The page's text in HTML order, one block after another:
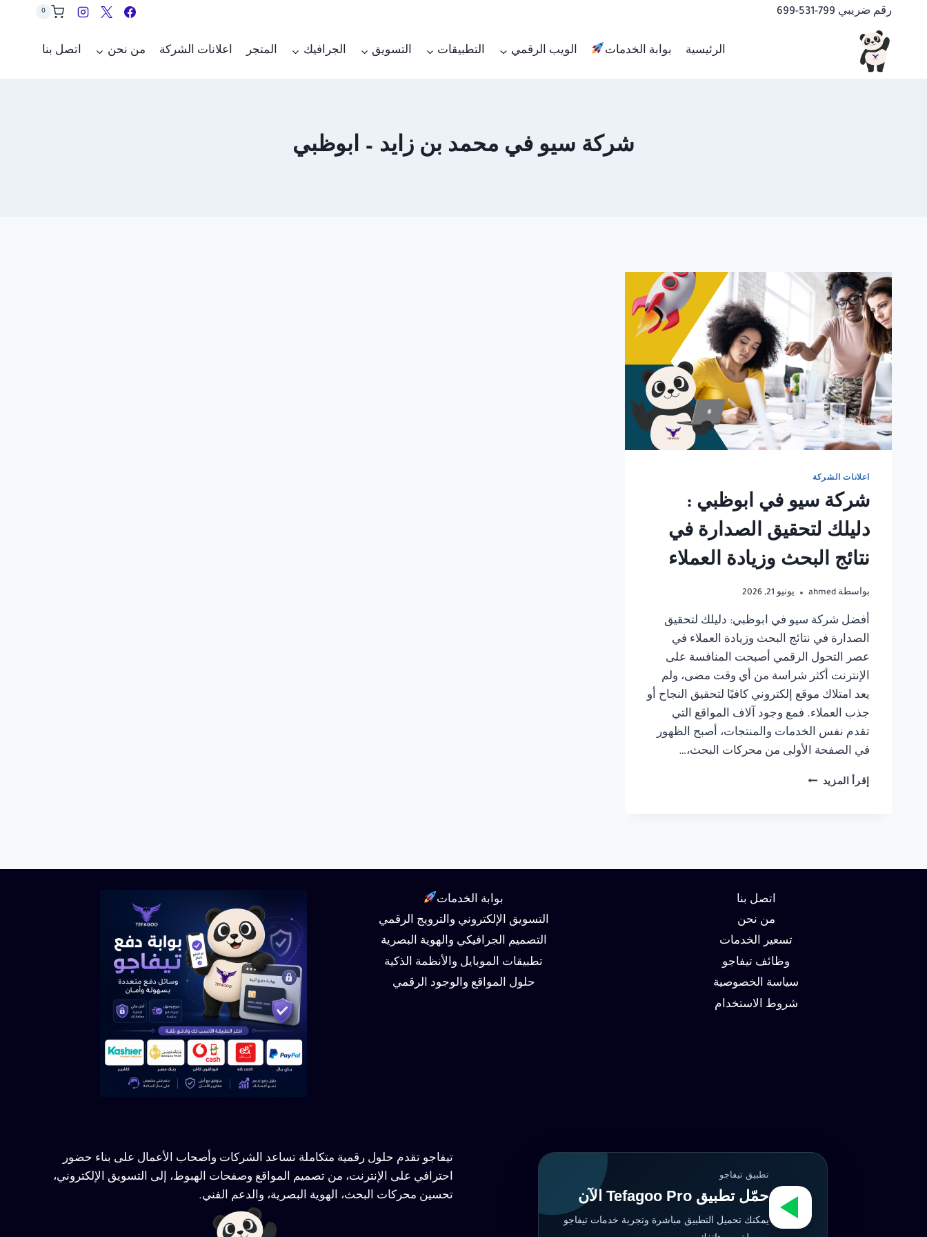
المحتوى
رقم ضريبي 799-531-699 0
الرئيسية بوابة الخدمات الويب الرقمي التطبيقات التسويق الجرافيك المتجر اعلانات الشركة من نحن اتصل بنا
شركة سيو في محمد بن زايد – ابوظبي
اعلانات الشركة
شركة سيو في ابوظبي :
دليلك لتحقيق الصدارة في
نتائج البحث وزيادة العملاء
بواسطة ahmed يونيو 21, 2026
أفضل شركة سيو في ابوظبي: دليلك لتحقيق
الصدارة في نتائج البحث وزيادة العملاء في
عصر التحول الرقمي أصبحت المنافسة على
الإنترنت أكثر شراسة من أي وقت مضى، ولم
يعد امتلاك موقع إلكتروني كافيًا لتحقيق النجاح أو
جذب العملاء. فمع وجود آلاف المواقع التي
تقدم نفس الخدمات والمنتجات، أصبح الظهور
في الصفحة الأولى من محركات البحث،…
إقرأ المزيد شركة
اتصل بنا
من نحن
تسعير الخدمات
وظائف تيفاجو
سياسة الخصوصية
شروط الاستخدام
بوابة الخدمات
التسويق الإلكتروني والترويج الرقمي
التصميم الجرافيكي والهوية البصرية
تطبيقات الموبايل والأنظمة الذكية
حلول المواقع والوجود الرقمي
تطبيق تيفاجو
حمّل تطبيق Tefagoo Pro الآن
يمكنك تحميل التطبيق مباشرة وتجربة خدمات تيفاجو
تيفاجو تقدم حلول رقمية متكاملة تساعد الشركات وأصحاب الأعمال على بناء حضور
احترافي على الإنترنت، من تصميم المواقع وصفحات الهبوط، إلى التسويق الإلكتروني،
تحسين محركات البحث، الهوية البصرية، والدعم الفني.